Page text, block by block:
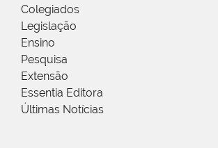
Colegiados
Legislação
Ensino
Pesquisa
Extensão
Essentia Editora
Últimas Notícias